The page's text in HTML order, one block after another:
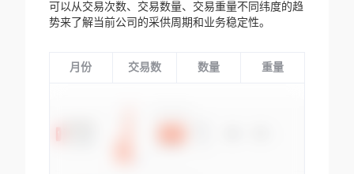
可以从交易次数、交易数量、交易重量不同纬度的趋
势来了解当前公司的采供周期和业务稳定性。
月份 交易数 数量 重量